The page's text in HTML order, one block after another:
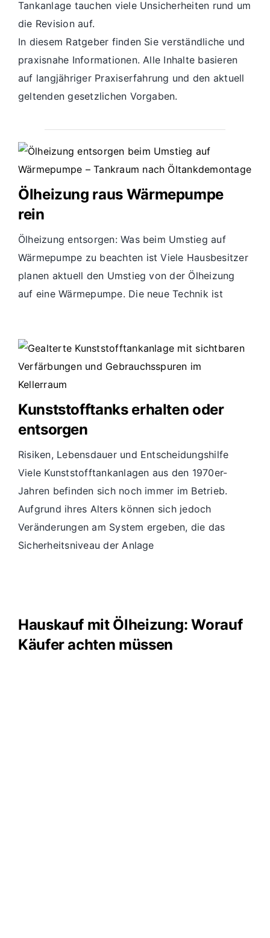
Tankanlage tauchen viele Unsicherheiten rund um
die Revision auf.
In diesem Ratgeber finden Sie verständliche und
praxisnahe Informationen. Alle Inhalte basieren
auf langjähriger Praxiserfahrung und den aktuell
geltenden gesetzlichen Vorgaben.
Ölheizung raus Wärmepumpe
rein
Ölheizung entsorgen: Was beim Umstieg auf
Wärmepumpe zu beachten ist Viele Hausbesitzer
planen aktuell den Umstieg von der Ölheizung
auf eine Wärmepumpe. Die neue Technik ist
Kunststofftanks erhalten oder
entsorgen
Risiken, Lebensdauer und Entscheidungshilfe
Viele Kunststofftankanlagen aus den 1970er-
Jahren befinden sich noch immer im Betrieb.
Aufgrund ihres Alters können sich jedoch
Veränderungen am System ergeben, die das
Sicherheitsniveau der Anlage
Hauskauf mit Ölheizung: Worauf
Käufer achten müssen